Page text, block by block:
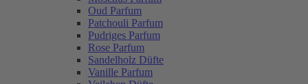
Oud Parfum
Patchouli Parfum
Pudriges Parfum
Rose Parfum
Sandelholz Düfte
Vanille Parfum